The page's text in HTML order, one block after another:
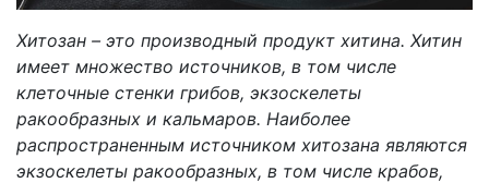
Хитозан – это производный продукт хитина. Хитин
имеет множество источников, в том числе
клеточные стенки грибов, экзоскелеты
ракообразных и кальмаров. Наиболее
распространенным источником хитозана являются
экзоскелеты ракообразных, в том числе крабов,